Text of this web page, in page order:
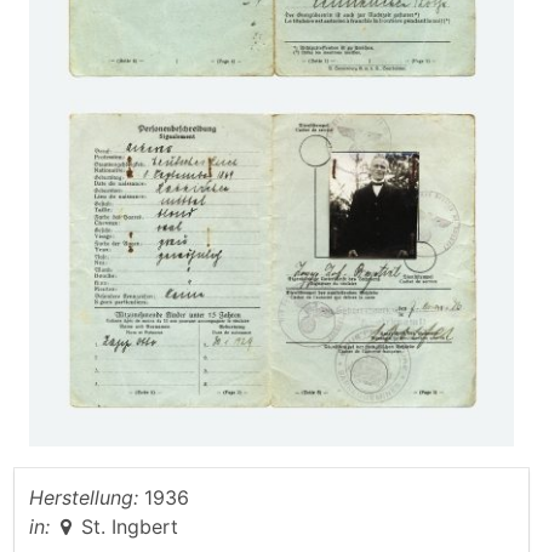
Herstellung: 1936
in:
St. Ingbert